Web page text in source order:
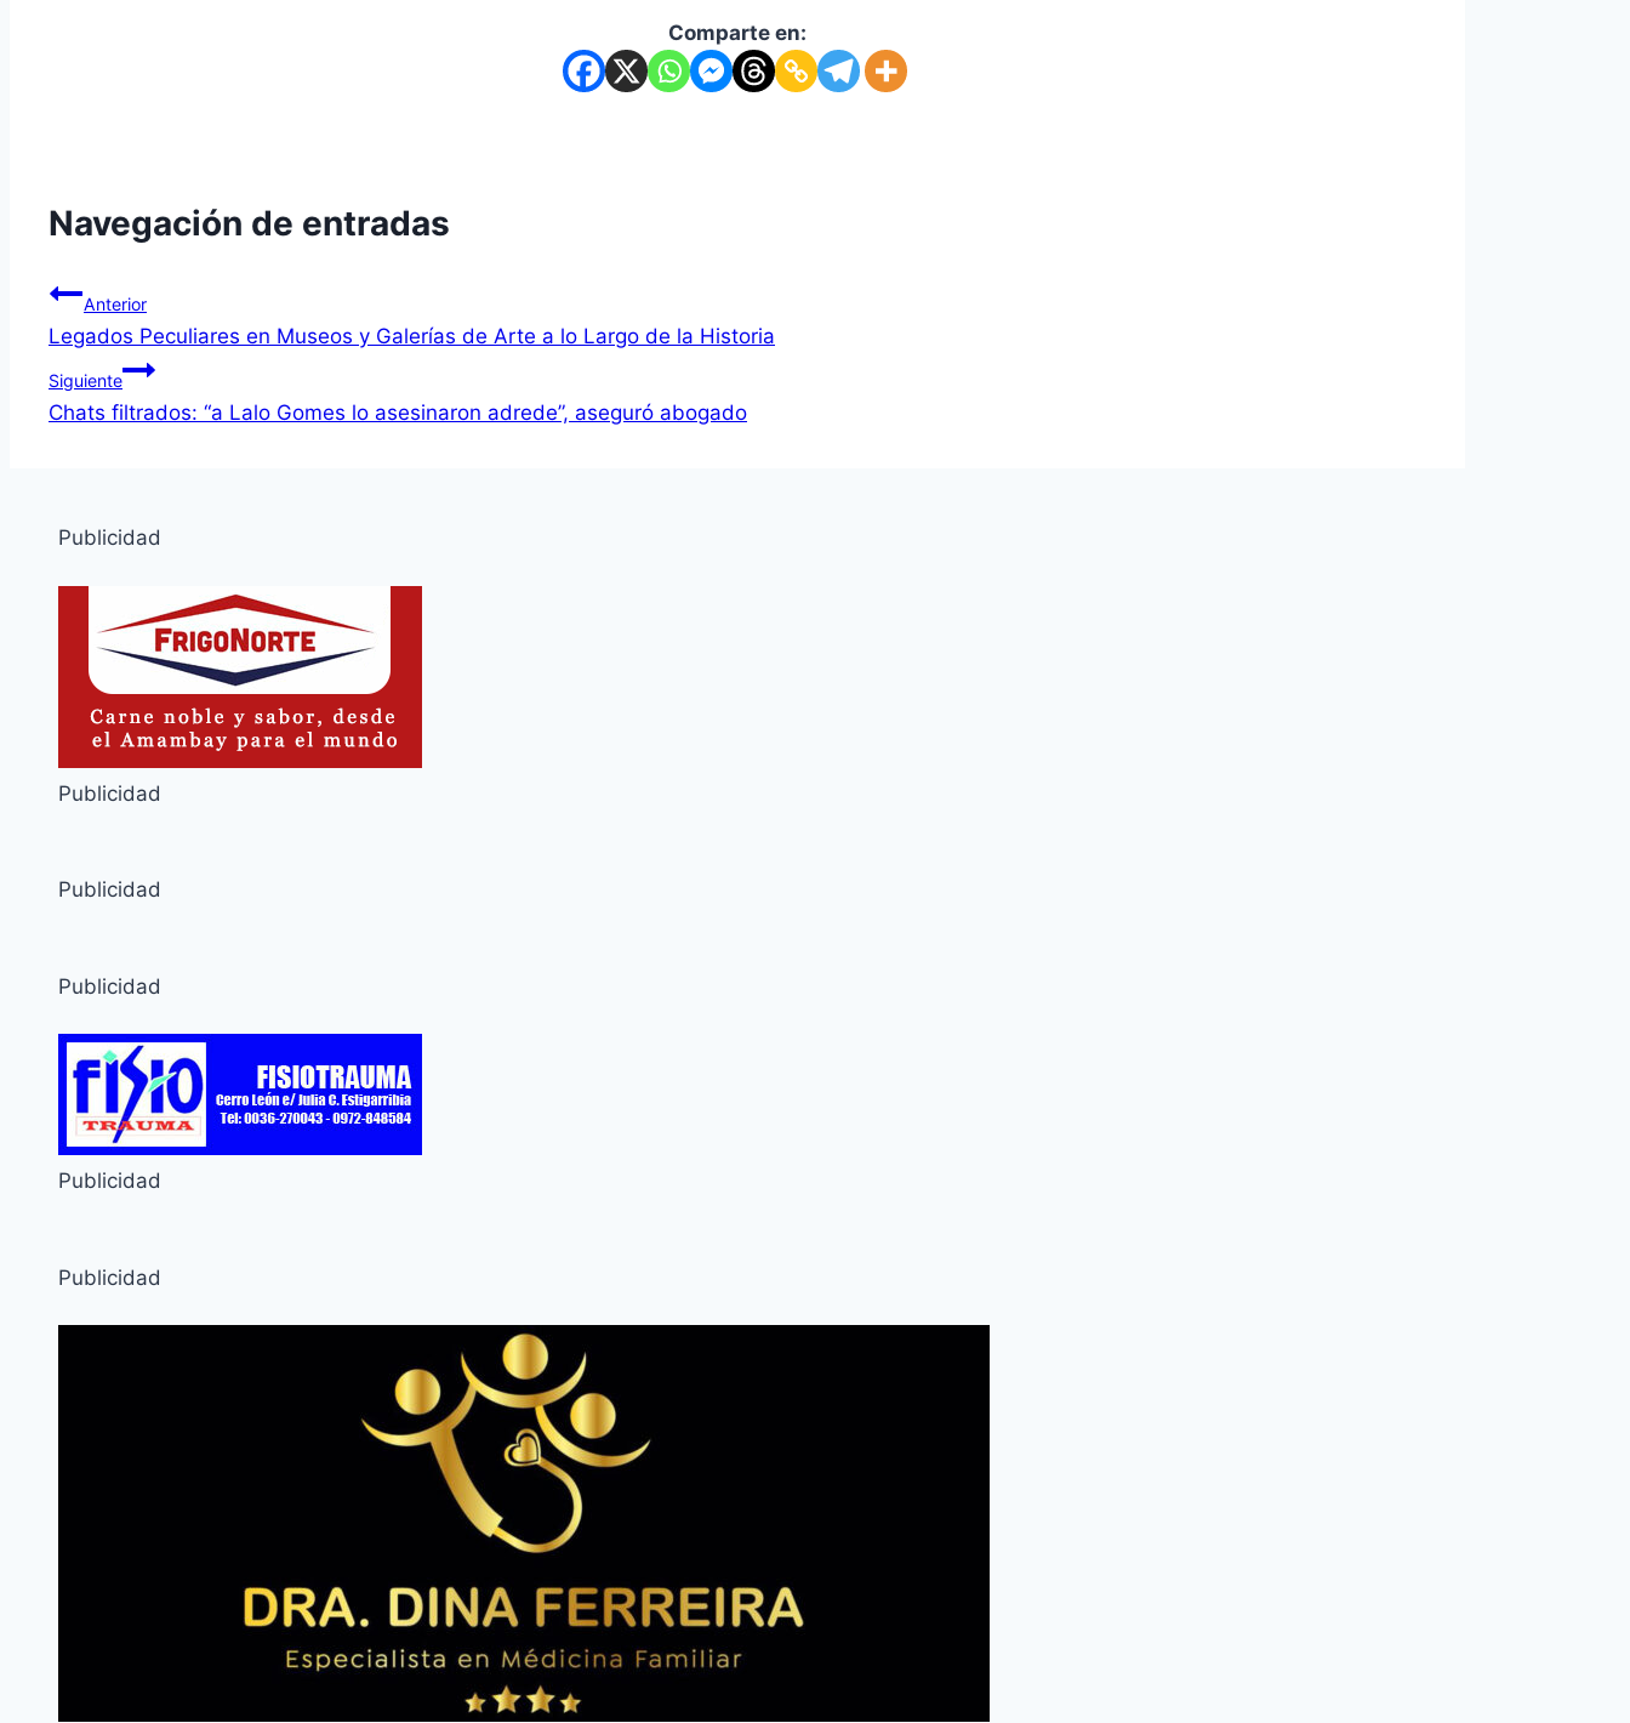
Comparte en:
Navegación de entradas
Anterior
Legados Peculiares en Museos y Galerías de Arte a lo Largo de la Historia
Siguiente
Chats filtrados: “a Lalo Gomes lo asesinaron adrede”, aseguró abogado
Publicidad
Publicidad
Publicidad
Publicidad
Publicidad
Publicidad